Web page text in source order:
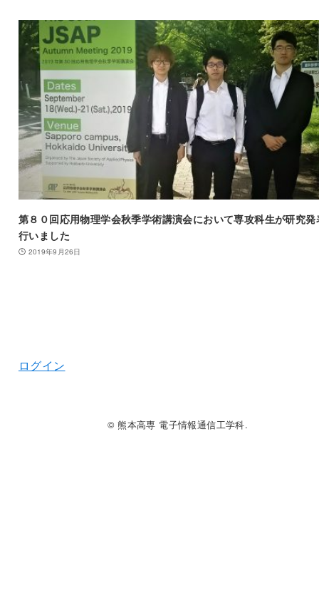
第８０回応用物理学会秋季学術講演会において専攻科生が研究発
行いました
2019年9月26日
ログイン
© 熊本高専 電子情報通信工学科.